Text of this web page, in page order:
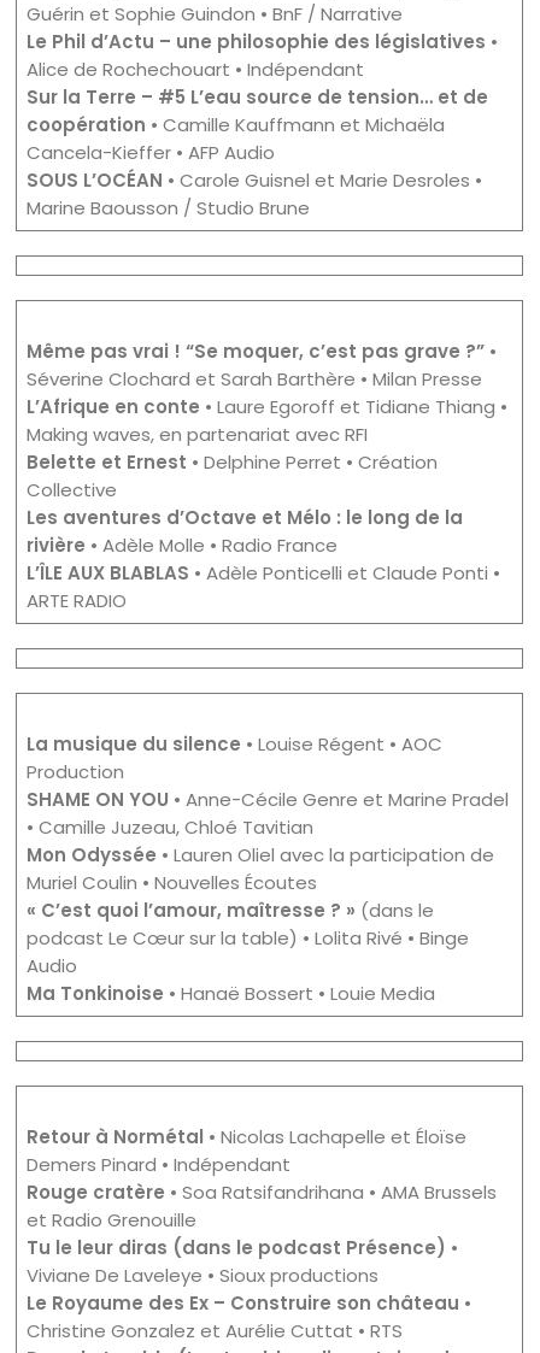
Guérin et Sophie Guindon • BnF / Narrative
Le Phil d’Actu – une philosophie des législatives •
Alice de Rochechouart • Indépendant
Sur la Terre – #5 L’eau source de tension… et de
coopération • Camille Kauffmann et Michaëla
Cancela-Kieffer • AFP Audio
SOUS L’OCÉAN • Carole Guisnel et Marie Desroles •
Marine Baousson / Studio Brune
Même pas vrai ! “Se moquer, c’est pas grave ?”•
Séverine Clochard et Sarah Barthère • Milan Presse
L’Afrique en conte • Laure Egoroff et Tidiane Thiang •
Making waves, en partenariat avec RFI
Belette et Ernest • Delphine Perret • Création
Collective
Les aventures d’Octave et Mélo : le long de la
rivière • Adèle Molle • Radio France
L’ÎLE AUX BLABLAS • Adèle Ponticelli et Claude Ponti •
ARTE RADIO
La musique du silence • Louise Régent • AOC
Production
SHAME ON YOU • Anne-Cécile Genre et Marine Pradel
• Camille Juzeau, Chloé Tavitian
Mon Odyssée • Lauren Oliel avec la participation de
Muriel Coulin • Nouvelles Écoutes
« C’est quoi l’amour, maîtresse ? » (dans le
podcast Le Cœur sur la table) • Lolita Rivé • Binge
Audio
Ma Tonkinoise • Hanaë Bossert • Louie Media
Retour à Normétal • Nicolas Lachapelle et Éloïse
Demers Pinard • Indépendant
Rouge cratère • Soa Ratsifandrihana • AMA Brussels
et Radio Grenouille
Tu le leur diras (dans le podcast Présence) •
Viviane De Laveleye • Sioux productions
Le Royaume des Ex – Construire son château •
Christine Gonzalez et Aurélie Cuttat • RTS